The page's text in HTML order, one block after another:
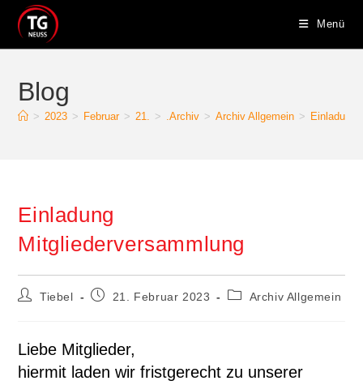
Inhalt
springen
Menü
Blog
> 2023 > Februar > 21. > .Archiv > Archiv Allgemein > Einladung
Einladung
Mitgliederversammlung
Beitrags-
Tiebel
Beitrag21. Februar 2023
Beitrags-
Archiv Allgemein
Liebe Mitglieder,
hiermit laden wir fristgerecht zu unserer